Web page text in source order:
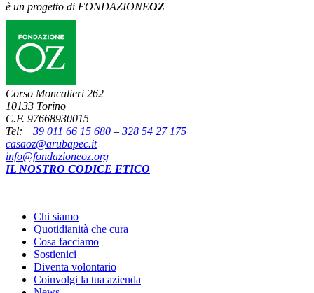
è un progetto di FONDAZIONEOZ
Corso Moncalieri 262
10133 Torino
C.F. 97668930015
Tel: +39 011 66 15 680 – 328 54 27 175
casaoz@arubapec.it
info@fondazioneoz.org
IL NOSTRO CODICE ETICO
Chi siamo
Quotidianità che cura
Cosa facciamo
Sostienici
Diventa volontario
Coinvolgi la tua azienda